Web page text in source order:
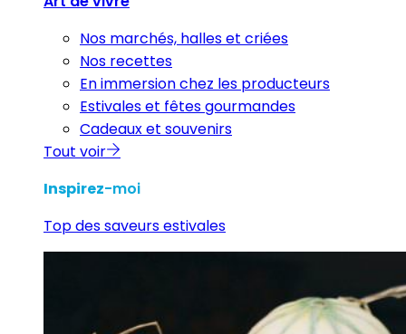
Nos marchés, halles et criées
Nos recettes
En immersion chez les producteurs
Estivales et fêtes gourmandes
Cadeaux et souvenirs
Tout voir
Inspirez-moi
Top des saveurs estivales